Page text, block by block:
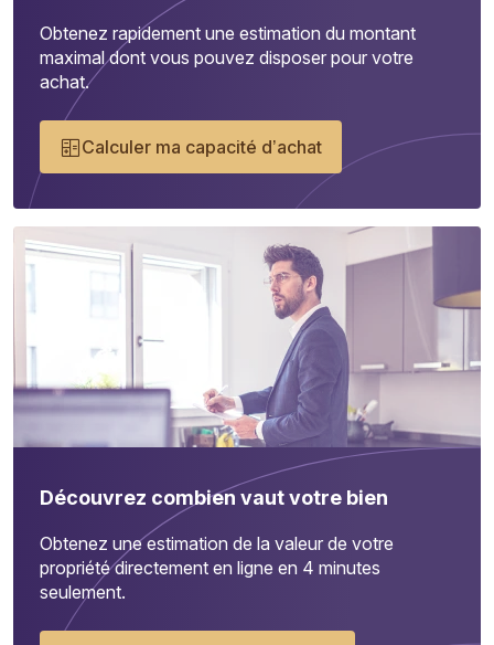
Obtenez rapidement une estimation du montant
maximal dont vous pouvez disposer pour votre
achat.
Calculer ma capacité d’achat
Découvrez combien vaut votre bien
Obtenez une estimation de la valeur de votre
propriété directement en ligne en 4 minutes
seulement.